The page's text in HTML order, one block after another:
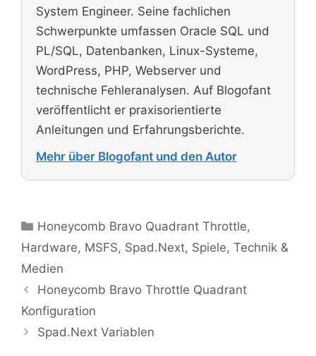
System Engineer. Seine fachlichen
Schwerpunkte umfassen Oracle SQL und
PL/SQL, Datenbanken, Linux-Systeme,
WordPress, PHP, Webserver und
technische Fehleranalysen. Auf Blogofant
veröffentlicht er praxisorientierte
Anleitungen und Erfahrungsberichte.
Mehr über Blogofant und den Autor
Kategorien
Honeycomb Bravo Quadrant Throttle,
Hardware, MSFS, Spad.Next, Spiele, Technik &
Medien
Honeycomb Bravo Throttle Quadrant
Konfiguration
Spad.Next Variablen